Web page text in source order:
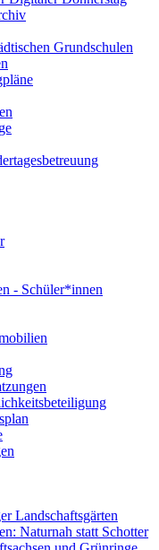
Grundschulen
- Schüler*innen
Landschaftsgärten
Naturnah statt Schotter